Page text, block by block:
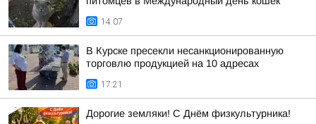
14:07
В Курске пресекли несанкционированную
торговлю продукцией на 10 адресах
17:21
Дорогие земляки! С Днём физкультурника!